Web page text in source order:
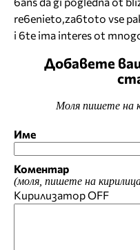
re6enieto,za6toto vse
i 6te ima interes ot
Добавете
Моля пишете на
Име
Коментар
(моля, пишете на
КирилизаторOFF